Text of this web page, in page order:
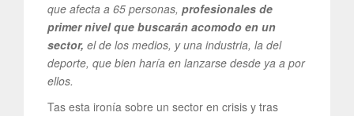
que afecta a 65 personas, profesionales de
primer nivel que buscarán acomodo en un
sector, el de los medios, y una industria, la del
deporte, que bien haría en lanzarse desde ya a por
ellos.
Tas esta ironía sobre un sector en crisis y tras